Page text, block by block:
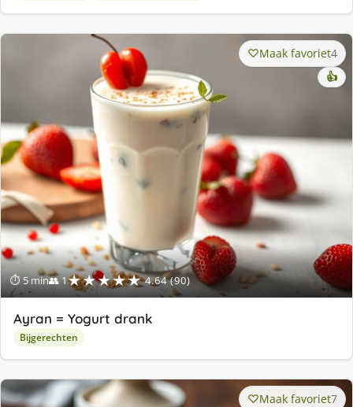
⏱ 5 min👥 1★★★★★ 4.64 (90)
Maak favoriet4
👍
Ayran = Yogurt drank
Bijgerechten
Maak favoriet7